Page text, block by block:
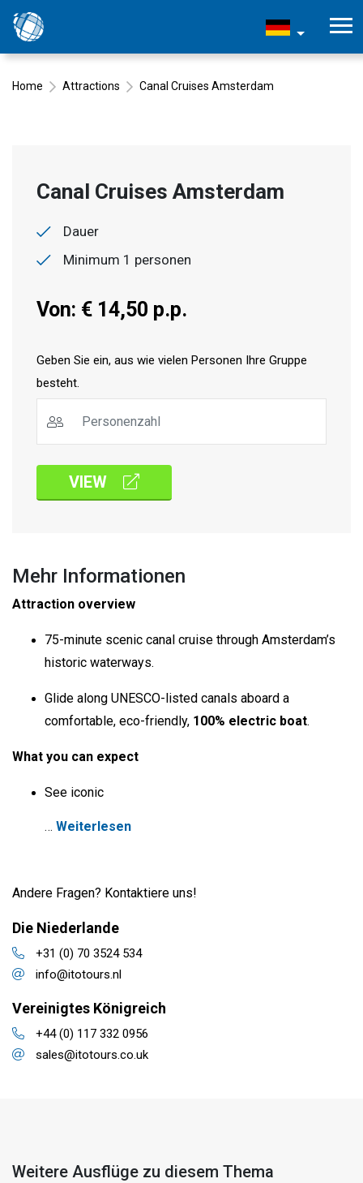
Home Attractions Canal Cruises Amsterdam
Canal Cruises Amsterdam
Dauer
Minimum 1 personen
Von: € 14,50 p.p.
Geben Sie ein, aus wie vielen Personen Ihre Gruppe
besteht.
VIEW
Mehr Informationen
Attraction overview
75-minute scenic canal cruise through Amsterdam’s
historic waterways.
Glide along UNESCO-listed canals aboard a
comfortable, eco-friendly, 100% electric boat.
What you can expect
See iconic
… Weiterlesen
Andere Fragen? Kontaktiere uns!
Die Niederlande
+31 (0) 70 3524 534
info@itotours.nl
Vereinigtes Königreich
+44 (0) 117 332 0956
sales@itotours.co.uk
Weitere Ausflüge zu diesem Thema